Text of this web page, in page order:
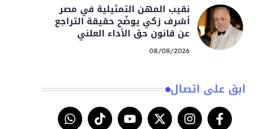
نقيب المهن التمثيلية في مصر
أشرف زكي يوضّح حقيقة التراجع
عن قانون حق الأداء العلني
08/08/2026
ابق على اتصال